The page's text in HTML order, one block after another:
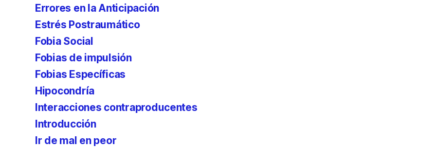
Errores en la Anticipación
Estrés Postraumático
Fobia Social
Fobias de impulsión
Fobias Específicas
Hipocondría
Interacciones contraproducentes
Introducción
Ir de mal en peor